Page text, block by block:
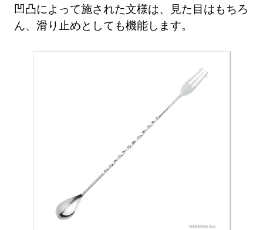
凹凸によって施された文様は、見た目はもちろ
ん、滑り止めとしても機能します。